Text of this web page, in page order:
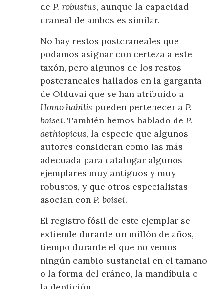
deP. robustus, aunque la capacidad
craneal de ambos es similar.
No hay restos postcraneales que
podamos asignar con certeza a este
taxón, pero algunos de los restos
postcraneales hallados en la garganta
de Olduvai que se han atribuido a
Homo habilis pueden pertenecer aP.
boisei. También hemos hablado deP.
aethiopicus, la especie que algunos
autores consideran como las más
adecuada para catalogar algunos
ejemplares muy antiguos y muy
robustos, y que otros especialistas
asocian conP. boisei.
El registro fósil de este ejemplar se
extiende durante un millón de años,
tiempo durante el que no vemos
ningún cambio sustancial en el tamaño
o la forma del cráneo, la mandíbula o